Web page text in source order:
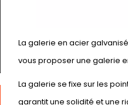
La galerie en acier
vous proposer une galerie
La galerie se fixe sur les
garantit une solidité et une